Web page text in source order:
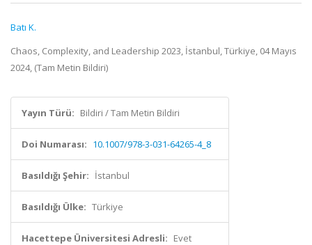
Batı K.
Chaos, Complexity, and Leadership 2023, İstanbul, Türkiye, 04 Mayıs
2024, (Tam Metin Bildiri)
Yayın Türü: Bildiri / Tam Metin Bildiri
Doi Numarası: 10.1007/978-3-031-64265-4_8
Basıldığı Şehir: İstanbul
Basıldığı Ülke: Türkiye
Hacettepe Üniversitesi Adresli: Evet